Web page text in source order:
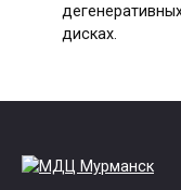
дисках.